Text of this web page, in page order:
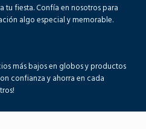
tu fiesta. Confía en nosotros para
algo especial y memorable.
más bajos en globos y productos
confianza y ahorra en cada